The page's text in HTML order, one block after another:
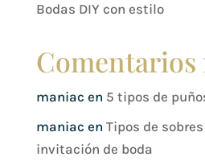
Bodas DIY con estilo
Comentarios
maniac en 5 tipos de
maniac en Tipos de
invitación de boda